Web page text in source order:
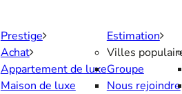
Prestige
Achat
Appartement de luxe
Maison de luxe
Estimation
Villes
Groupe
Nous rejoindre